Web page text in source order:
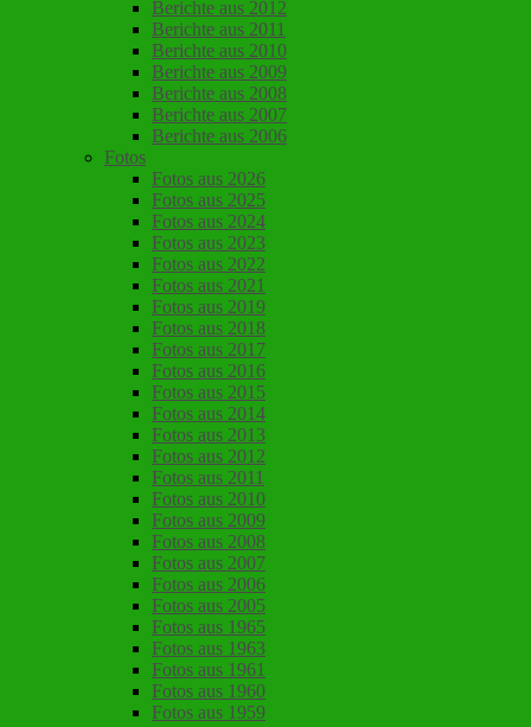
Berichte aus 2012
Berichte aus 2011
Berichte aus 2010
Berichte aus 2009
Berichte aus 2008
Berichte aus 2007
Berichte aus 2006
Fotos
Fotos aus 2026
Fotos aus 2025
Fotos aus 2024
Fotos aus 2023
Fotos aus 2022
Fotos aus 2021
Fotos aus 2019
Fotos aus 2018
Fotos aus 2017
Fotos aus 2016
Fotos aus 2015
Fotos aus 2014
Fotos aus 2013
Fotos aus 2012
Fotos aus 2011
Fotos aus 2010
Fotos aus 2009
Fotos aus 2008
Fotos aus 2007
Fotos aus 2006
Fotos aus 2005
Fotos aus 1965
Fotos aus 1963
Fotos aus 1961
Fotos aus 1960
Fotos aus 1959